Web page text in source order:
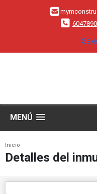
MENÚ
Inicio
Detalles del